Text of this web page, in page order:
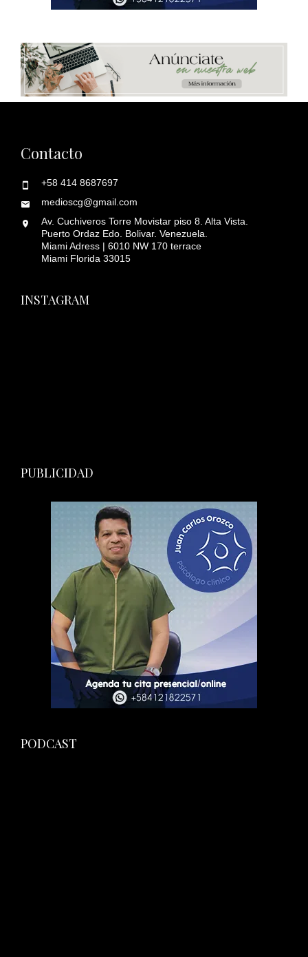
Contacto
+58 414 8687697
medioscg@gmail.com
Av. Cuchiveros Torre Movistar piso 8. Alta Vista.
Puerto Ordaz Edo. Bolivar. Venezuela.
Miami Adress | 6010 NW 170 terrace
Miami Florida 33015
INSTAGRAM
PUBLICIDAD
PODCAST